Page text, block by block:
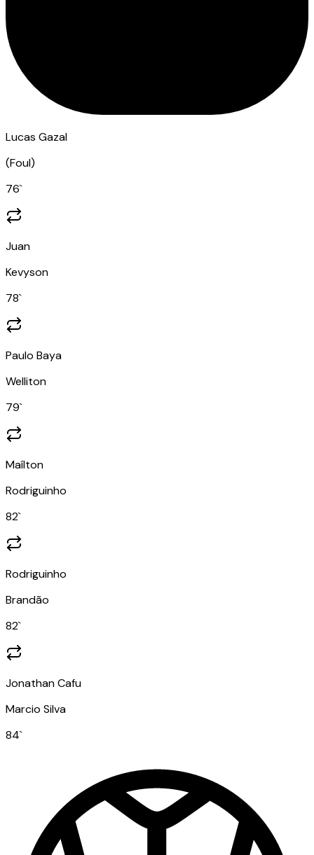
Lucas Gazal
(Foul)
76`
Juan
Kevyson
78`
Paulo Baya
Welliton
79`
Maílton
Rodriguinho
82`
Rodriguinho
Brandão
82`
Jonathan Cafu
Marcio Silva
84`